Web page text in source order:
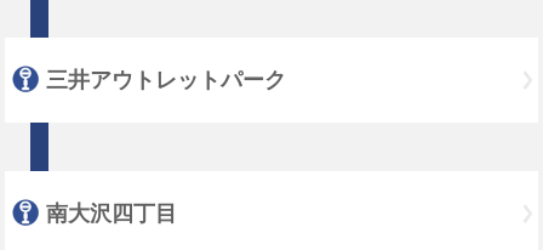
三井アウトレットパーク
南大沢四丁目